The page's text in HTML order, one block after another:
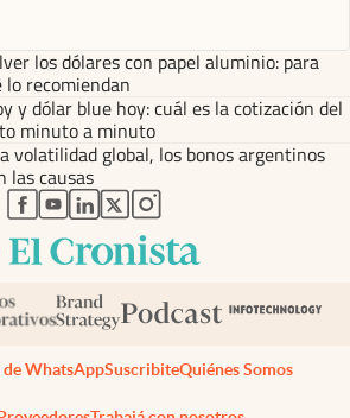
los dólares con papel aluminio: para
recomiendan
y dólar blue hoy: cuál es la cotización del
minuto a minuto
volatilidad global, los bonos argentinos
las causas
abre en nueva pestaña
abre en nueva pestaña
abre en nueva pestaña
abre en nueva pestaña
abre en nueva pestaña
de WhatsAppSuscribiteQuiénes Somos